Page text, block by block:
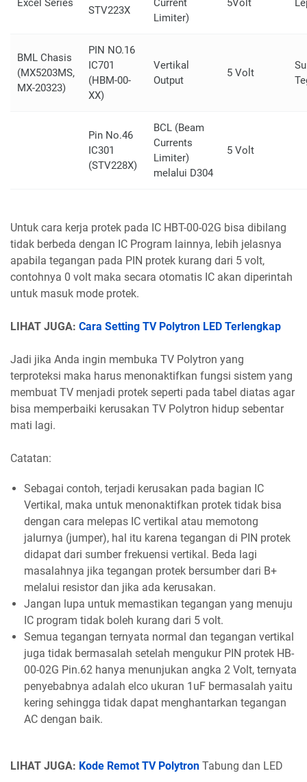
Excel Series
STV223X
Current
Limiter)
5Volt
BML Chasis
(MX5203MS,
MX-20323)
PIN NO.16
IC701
(HBM-00-
XX)
Vertikal
Output
5 Volt
Pin No.46
IC301
(STV228X)
BCL (Beam
Currents
Limiter)
melalui D304
5 Volt
Untuk cara kerja protek pada IC HBT-00-02G bisa dibilang
tidak berbeda dengan IC Program lainnya, lebih jelasnya
apabila tegangan pada PIN protek kurang dari 5 volt,
contohnya 0 volt maka secara otomatis IC akan diperintah
untuk masuk mode protek.
LIHAT JUGA: Cara Setting TV Polytron LED Terlengkap
Jadi jika Anda ingin membuka TV Polytron yang
terproteksi maka harus menonaktifkan fungsi sistem yang
membuat TV menjadi protek seperti pada tabel diatas agar
bisa memperbaiki kerusakan TV Polytron hidup sebentar
mati lagi.
Catatan:
Sebagai contoh, terjadi kerusakan pada bagian IC
Vertikal, maka untuk menonaktifkan protek tidak bisa
dengan cara melepas IC vertikal atau memotong
jalurnya (jumper), hal itu karena tegangan di PIN protek
didapat dari sumber frekuensi vertikal. Beda lagi
masalahnya jika tegangan protek bersumber dari B+
melalui resistor dan jika ada kerusakan.
Jangan lupa untuk memastikan tegangan yang menuju
IC program tidak boleh kurang dari 5 volt.
Semua tegangan ternyata normal dan tegangan vertikal
juga tidak bermasalah setelah mengukur PIN protek HB-
00-02G Pin.62 hanya menunjukan angka 2 Volt, ternyata
penyebabnya adalah elco ukuran 1uF bermasalah yaitu
kering sehingga tidak dapat menghantarkan tegangan
AC dengan baik.
LIHAT JUGA: Kode Remot TV Polytron Tabung dan LED